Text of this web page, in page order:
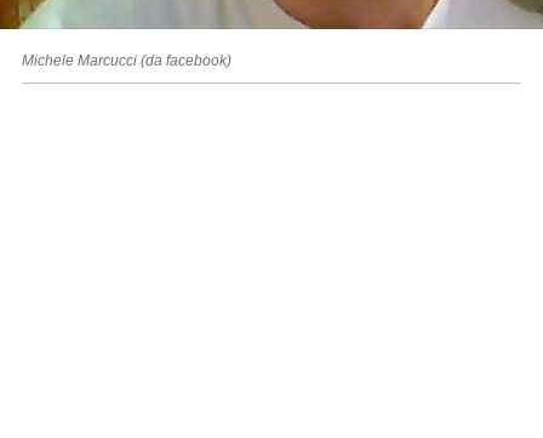
Michele Marcucci (da facebook)